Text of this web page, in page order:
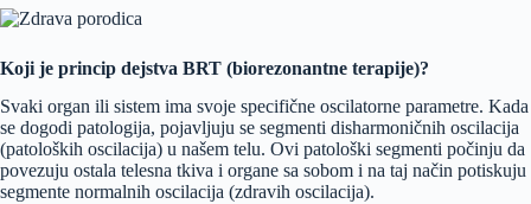
Koji je princip dejstva BRT (biorezonantne terapije)?
Svaki organ ili sistem ima svoje specifične oscilatorne parametre. Kada
se dogodi patologija, pojavljuju se segmenti disharmoničnih oscilacija
(patoloških oscilacija) u našem telu. Ovi patološki segmenti počinju da
povezuju ostala telesna tkiva i organe sa sobom i na taj način potiskuju
segmente normalnih oscilacija (zdravih oscilacija).